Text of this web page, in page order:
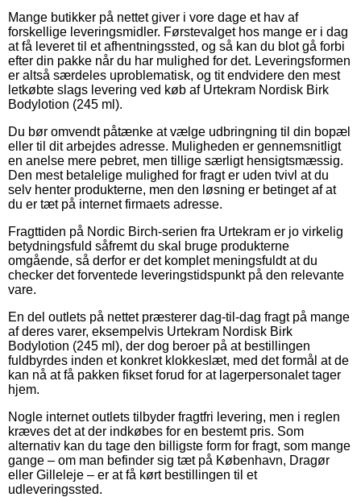
Mange butikker på nettet giver i vore dage et hav af
forskellige leveringsmidler. Førstevalget hos mange er i dag
at få leveret til et afhentningssted, og så kan du blot gå forbi
efter din pakke når du har mulighed for det. Leveringsformen
er altså særdeles uproblematisk, og tit endvidere den mest
letkøbte slags levering ved køb af Urtekram Nordisk Birk
Bodylotion (245 ml).
Du bør omvendt påtænke at vælge udbringning til din bopæl
eller til dit arbejdes adresse. Muligheden er gennemsnitligt
en anelse mere pebret, men tillige særligt hensigtsmæssig.
Den mest betalelige mulighed for fragt er uden tvivl at du
selv henter produkterne, men den løsning er betinget af at
du er tæt på internet firmaets adresse.
Fragttiden på Nordic Birch-serien fra Urtekram er jo virkelig
betydningsfuld såfremt du skal bruge produkterne
omgående, så derfor er det komplet meningsfuldt at du
checker det forventede leveringstidspunkt på den relevante
vare.
En del outlets på nettet præsterer dag-til-dag fragt på mange
af deres varer, eksempelvis Urtekram Nordisk Birk
Bodylotion (245 ml), der dog beroer på at bestillingen
fuldbyrdes inden et konkret klokkeslæt, med det formål at de
kan nå at få pakken fikset forud for at lagerpersonalet tager
hjem.
Nogle internet outlets tilbyder fragtfri levering, men i reglen
kræves det at der indkøbes for en bestemt pris. Som
alternativ kan du tage den billigste form for fragt, som mange
gange – om man befinder sig tæt på København, Dragør
eller Gilleleje – er at få kørt bestillingen til et
udleveringssted.